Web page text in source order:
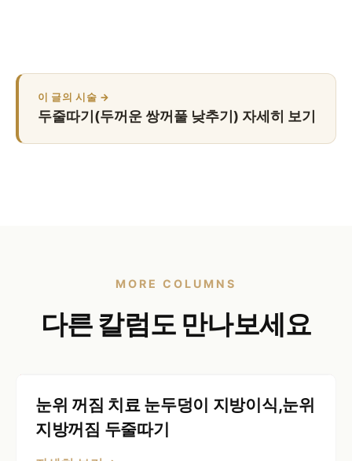
이 글의 시술 →
두줄따기(두꺼운 쌍꺼풀 낮추기) 자세히 보기
MORE COLUMNS
다른 칼럼도 만나보세요
눈위 꺼짐 치료 눈두덩이 지방이식,눈위
지방꺼짐 두줄따기